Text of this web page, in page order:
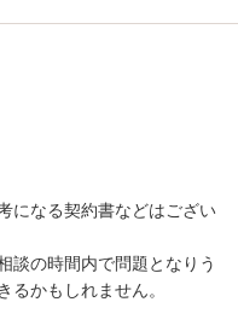
になる契約書などはござい
談の時間内で問題となりう
るかもしれません。